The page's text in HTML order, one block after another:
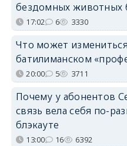
бездомных животных
17:02 6 3330
Что может
батилиманском
20:00 5 3711
Почему у абонентов
связь вела себя по-
блэкауте
13:00 16 6392